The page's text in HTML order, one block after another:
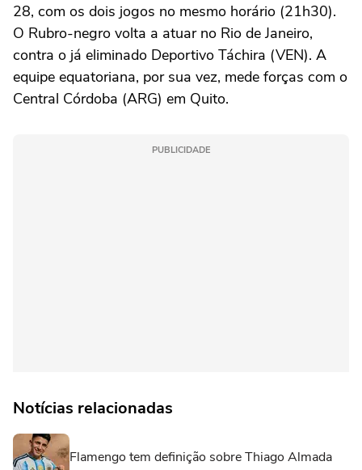
28, com os dois jogos no mesmo horário (21h30).
O Rubro-negro volta a atuar no Rio de Janeiro,
contra o já eliminado Deportivo Táchira (VEN). A
equipe equatoriana, por sua vez, mede forças com o
Central Córdoba (ARG) em Quito.
PUBLICIDADE
Notícias relacionadas
Flamengo tem definição sobre Thiago Almada